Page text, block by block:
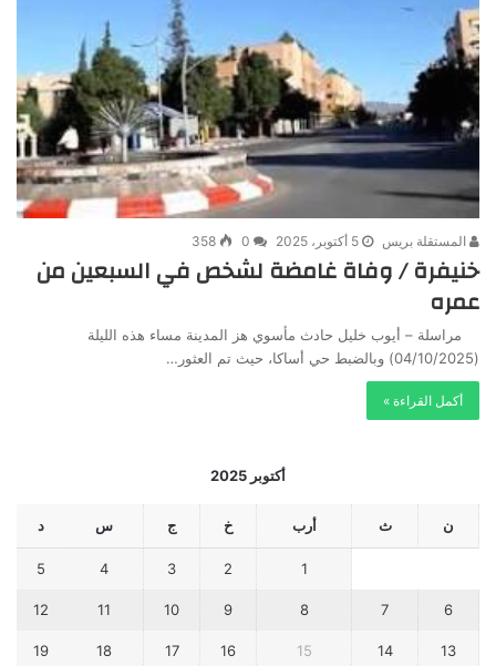
المستقلة بريس 5 أكتوبر، 2025 0
358
خنيفرة / وفاة غامضة لشخص في السبعين من
عمره
مراسلة – أيوب خليل حادث مأسوي هز المدينة مساء هذه الليلة
(04/10/2025) وبالضبط حي أساكا، حيث تم العثور…
أكمل القراءة »
أكتوبر 2025
ن ث أرب خ ج س د
1
2
3
4
5
6
7
8
9
10
11
12
13
14
15
16
17
18
19